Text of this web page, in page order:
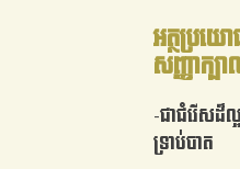
អត្ថប្រយោ
សញ្ញាក្ប
-ជាជំរើសដ៏ល្
ទ្រាប់បាត